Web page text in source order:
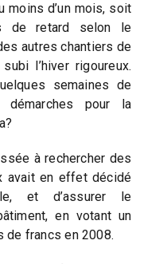
moins d’un mois, soit
de retard selon le
autres chantiers de
l’hiver rigoureux.
semaines de
pour la
à rechercher des
avait en effet décidé
et d’assurer le
en votant un
de francs en 2008.